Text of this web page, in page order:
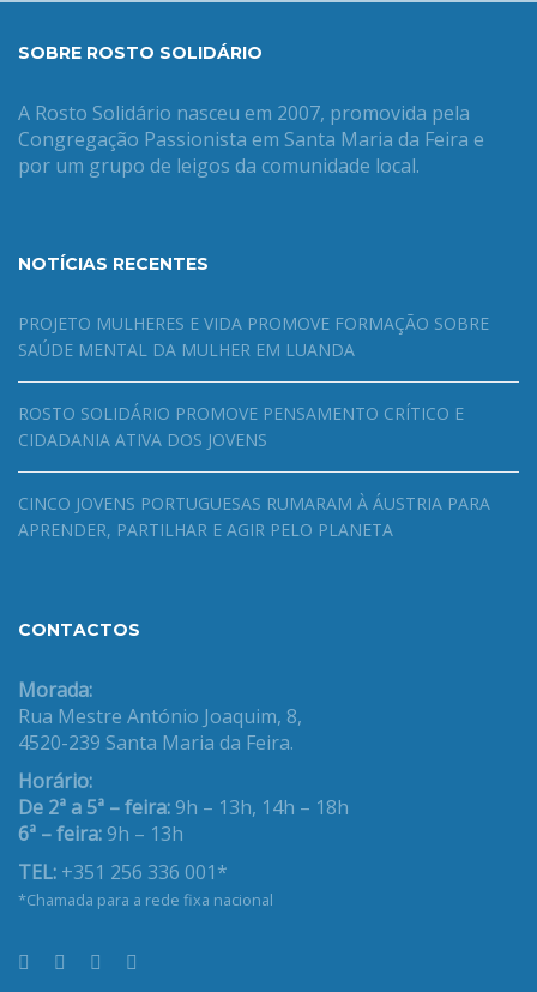
SOBRE ROSTO SOLIDÁRIO
A Rosto Solidário nasceu em 2007, promovida pela
Congregação Passionista em Santa Maria da Feira e
por um grupo de leigos da comunidade local.
NOTÍCIAS RECENTES
PROJETO MULHERES E VIDA PROMOVE FORMAÇÃO SOBRE
SAÚDE MENTAL DA MULHER EM LUANDA
ROSTO SOLIDÁRIO PROMOVE PENSAMENTO CRÍTICO E
CIDADANIA ATIVA DOS JOVENS
CINCO JOVENS PORTUGUESAS RUMARAM À ÁUSTRIA PARA
APRENDER, PARTILHAR E AGIR PELO PLANETA
CONTACTOS
Morada:
Rua Mestre António Joaquim, 8,
4520-239 Santa Maria da Feira.
Horário:
De 2ª a 5ª – feira: 9h – 13h, 14h – 18h
6ª – feira: 9h – 13h
TEL: +351 256 336 001*
*Chamada para a rede fixa nacional